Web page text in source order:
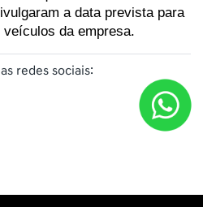
a data prevista para
da empresa.
redes sociais: